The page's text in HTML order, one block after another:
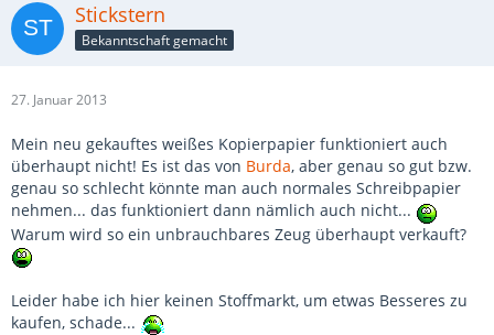
Stickstern
Bekanntschaft gemacht
27. Januar 2013
Mein neu gekauftes weißes Kopierpapier funktioniert auch
überhaupt nicht! Es ist das von Burda, aber genau so gut bzw.
genau so schlecht könnte man auch normales Schreibpapier
nehmen... das funktioniert dann nämlich auch nicht...
Warum wird so ein unbrauchbares Zeug überhaupt verkauft?
Leider habe ich hier keinen Stoffmarkt, um etwas Besseres zu
kaufen, schade...